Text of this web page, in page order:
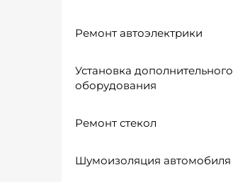
Ремонт автоэлектрики
Установка дополнительного
оборудования
Ремонт стекол
Шумоизоляция автомобиля